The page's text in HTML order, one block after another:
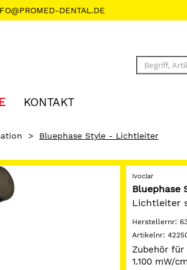
DENTAL.DE
KONTAKT
> Bluephase Style - Lichtleiter
Ivoclar
Bluephase
Lichtleiter
Herstellernr:
Artikelnr:
Zubehör für
1.100 mW/